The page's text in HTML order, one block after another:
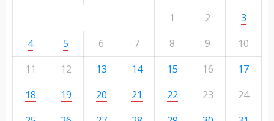
1
2
3
4
5 6 7 8 9
10
11
12 13 14 15 16
17
18
19 20 21 22 23
24